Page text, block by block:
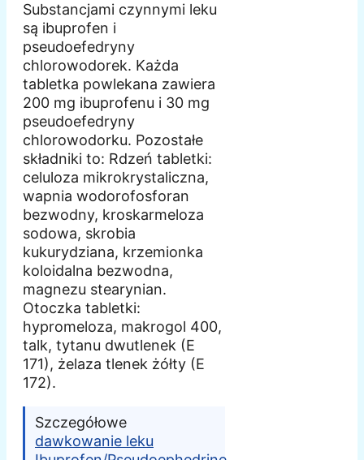
Substancjami czynnymi leku
są ibuprofen i
pseudoefedryny
chlorowodorek. Każda
tabletka powlekana zawiera
200 mg ibuprofenu i 30 mg
pseudoefedryny
chlorowodorku. Pozostałe
składniki to: Rdzeń tabletki:
celuloza mikrokrystaliczna,
wapnia wodorofosforan
bezwodny, kroskarmeloza
sodowa, skrobia
kukurydziana, krzemionka
koloidalna bezwodna,
magnezu stearynian.
Otoczka tabletki:
hypromeloza, makrogol 400,
talk, tytanu dwutlenek (E
171), żelaza tlenek żółty (E
172).
Szczegółowe
dawkowanie leku